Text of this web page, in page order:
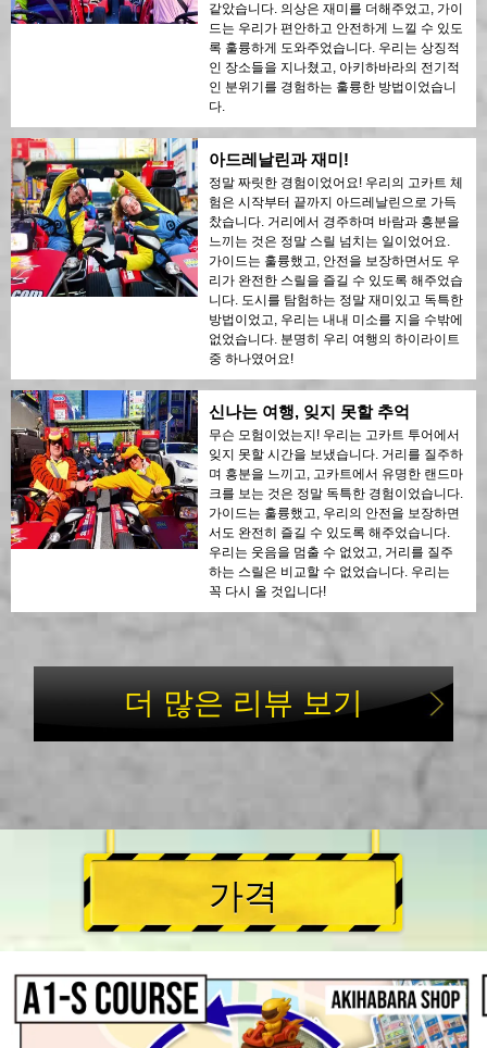
같았습니다. 의상은 재미를 더해주었고, 가이
드는 우리가 편안하고 안전하게 느낄 수 있도
록 훌륭하게 도와주었습니다. 우리는 상징적
인 장소들을 지나쳤고, 아키하바라의 전기적
인 분위기를 경험하는 훌륭한 방법이었습니
다.
아드레날린과 재미!
정말 짜릿한 경험이었어요! 우리의 고카트 체
험은 시작부터 끝까지 아드레날린으로 가득
찼습니다. 거리에서 경주하며 바람과 흥분을
느끼는 것은 정말 스릴 넘치는 일이었어요.
가이드는 훌륭했고, 안전을 보장하면서도 우
리가 완전한 스릴을 즐길 수 있도록 해주었습
니다. 도시를 탐험하는 정말 재미있고 독특한
방법이었고, 우리는 내내 미소를 지을 수밖에
없었습니다. 분명히 우리 여행의 하이라이트
중 하나였어요!
신나는 여행, 잊지 못할 추억
무슨 모험이었는지! 우리는 고카트 투어에서
잊지 못할 시간을 보냈습니다. 거리를 질주하
며 흥분을 느끼고, 고카트에서 유명한 랜드마
크를 보는 것은 정말 독특한 경험이었습니다.
가이드는 훌륭했고, 우리의 안전을 보장하면
서도 완전히 즐길 수 있도록 해주었습니다.
우리는 웃음을 멈출 수 없었고, 거리를 질주
하는 스릴은 비교할 수 없었습니다. 우리는
꼭 다시 올 것입니다!
더 많은 리뷰 보기
가격